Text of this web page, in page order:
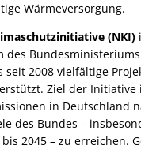
Wärmeversorgung.
(NKI)
des
seit 2008 vielfältige
Ziel der Initiative
in Deutschland
des Bundes –
2045 – zu erreichen.